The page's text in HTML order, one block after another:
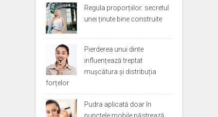
Regula proporțiilor: secretul
unei ținute bine construite
Pierderea unui dinte
influențează treptat
mușcătura și distribuția
forțelor
Pudra aplicată doar în